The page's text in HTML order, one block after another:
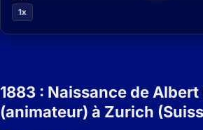
1x
1883 : Naissance de
(animateur) à Zurich